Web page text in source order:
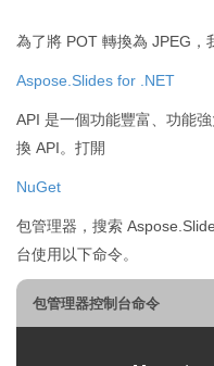
為了將 POT 轉換為 JPEG，
Aspose.Slides for .NET
API 是一個功能豐富、功能
換 API。打開
NuGet
包管理器，搜索
台使用以下命令。
包管理器控制台命令